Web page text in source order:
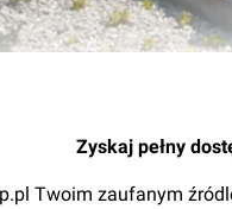
Zyskaj pełny
Twoim zaufanym